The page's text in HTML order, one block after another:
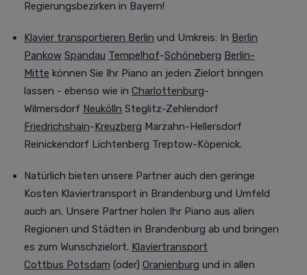
Regierungsbezirken in Bayern!
Klavier transportieren Berlin und Umkreis: In Berlin
Pankow Spandau Tempelhof-Schöneberg Berlin-
Mitte können Sie Ihr Piano an jeden Zielort bringen
lassen - ebenso wie in Charlottenburg-
Wilmersdorf Neukölln Steglitz-Zehlendorf
Friedrichshain-Kreuzberg Marzahn-Hellersdorf
Reinickendorf Lichtenberg Treptow-Köpenick.
Natürlich bieten unsere Partner auch den geringe
Kosten Klaviertransport in Brandenburg und Umfeld
auch an. Unsere Partner holen Ihr Piano aus allen
Regionen und Städten in Brandenburg ab und bringen
es zum Wunschzielort. Klaviertransport
Cottbus Potsdam (oder) Oranienburg und in allen